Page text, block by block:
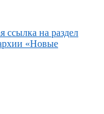
ссылка на раздел
«Новые